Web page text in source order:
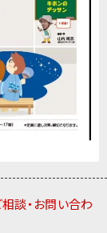
談・お問い合わ